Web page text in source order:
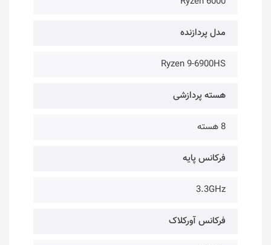
مدل پردازنده
Ryzen 9-6900HS
هسته پردازشی
8 هسته
فرکانس پایه
3.3GHz
فرکانس آورکلاک